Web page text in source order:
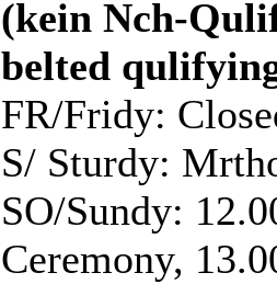
(kein Nch-
belted
FR/Fridy:
S/ Sturdy:
SO/Sundy:
Ceremony,